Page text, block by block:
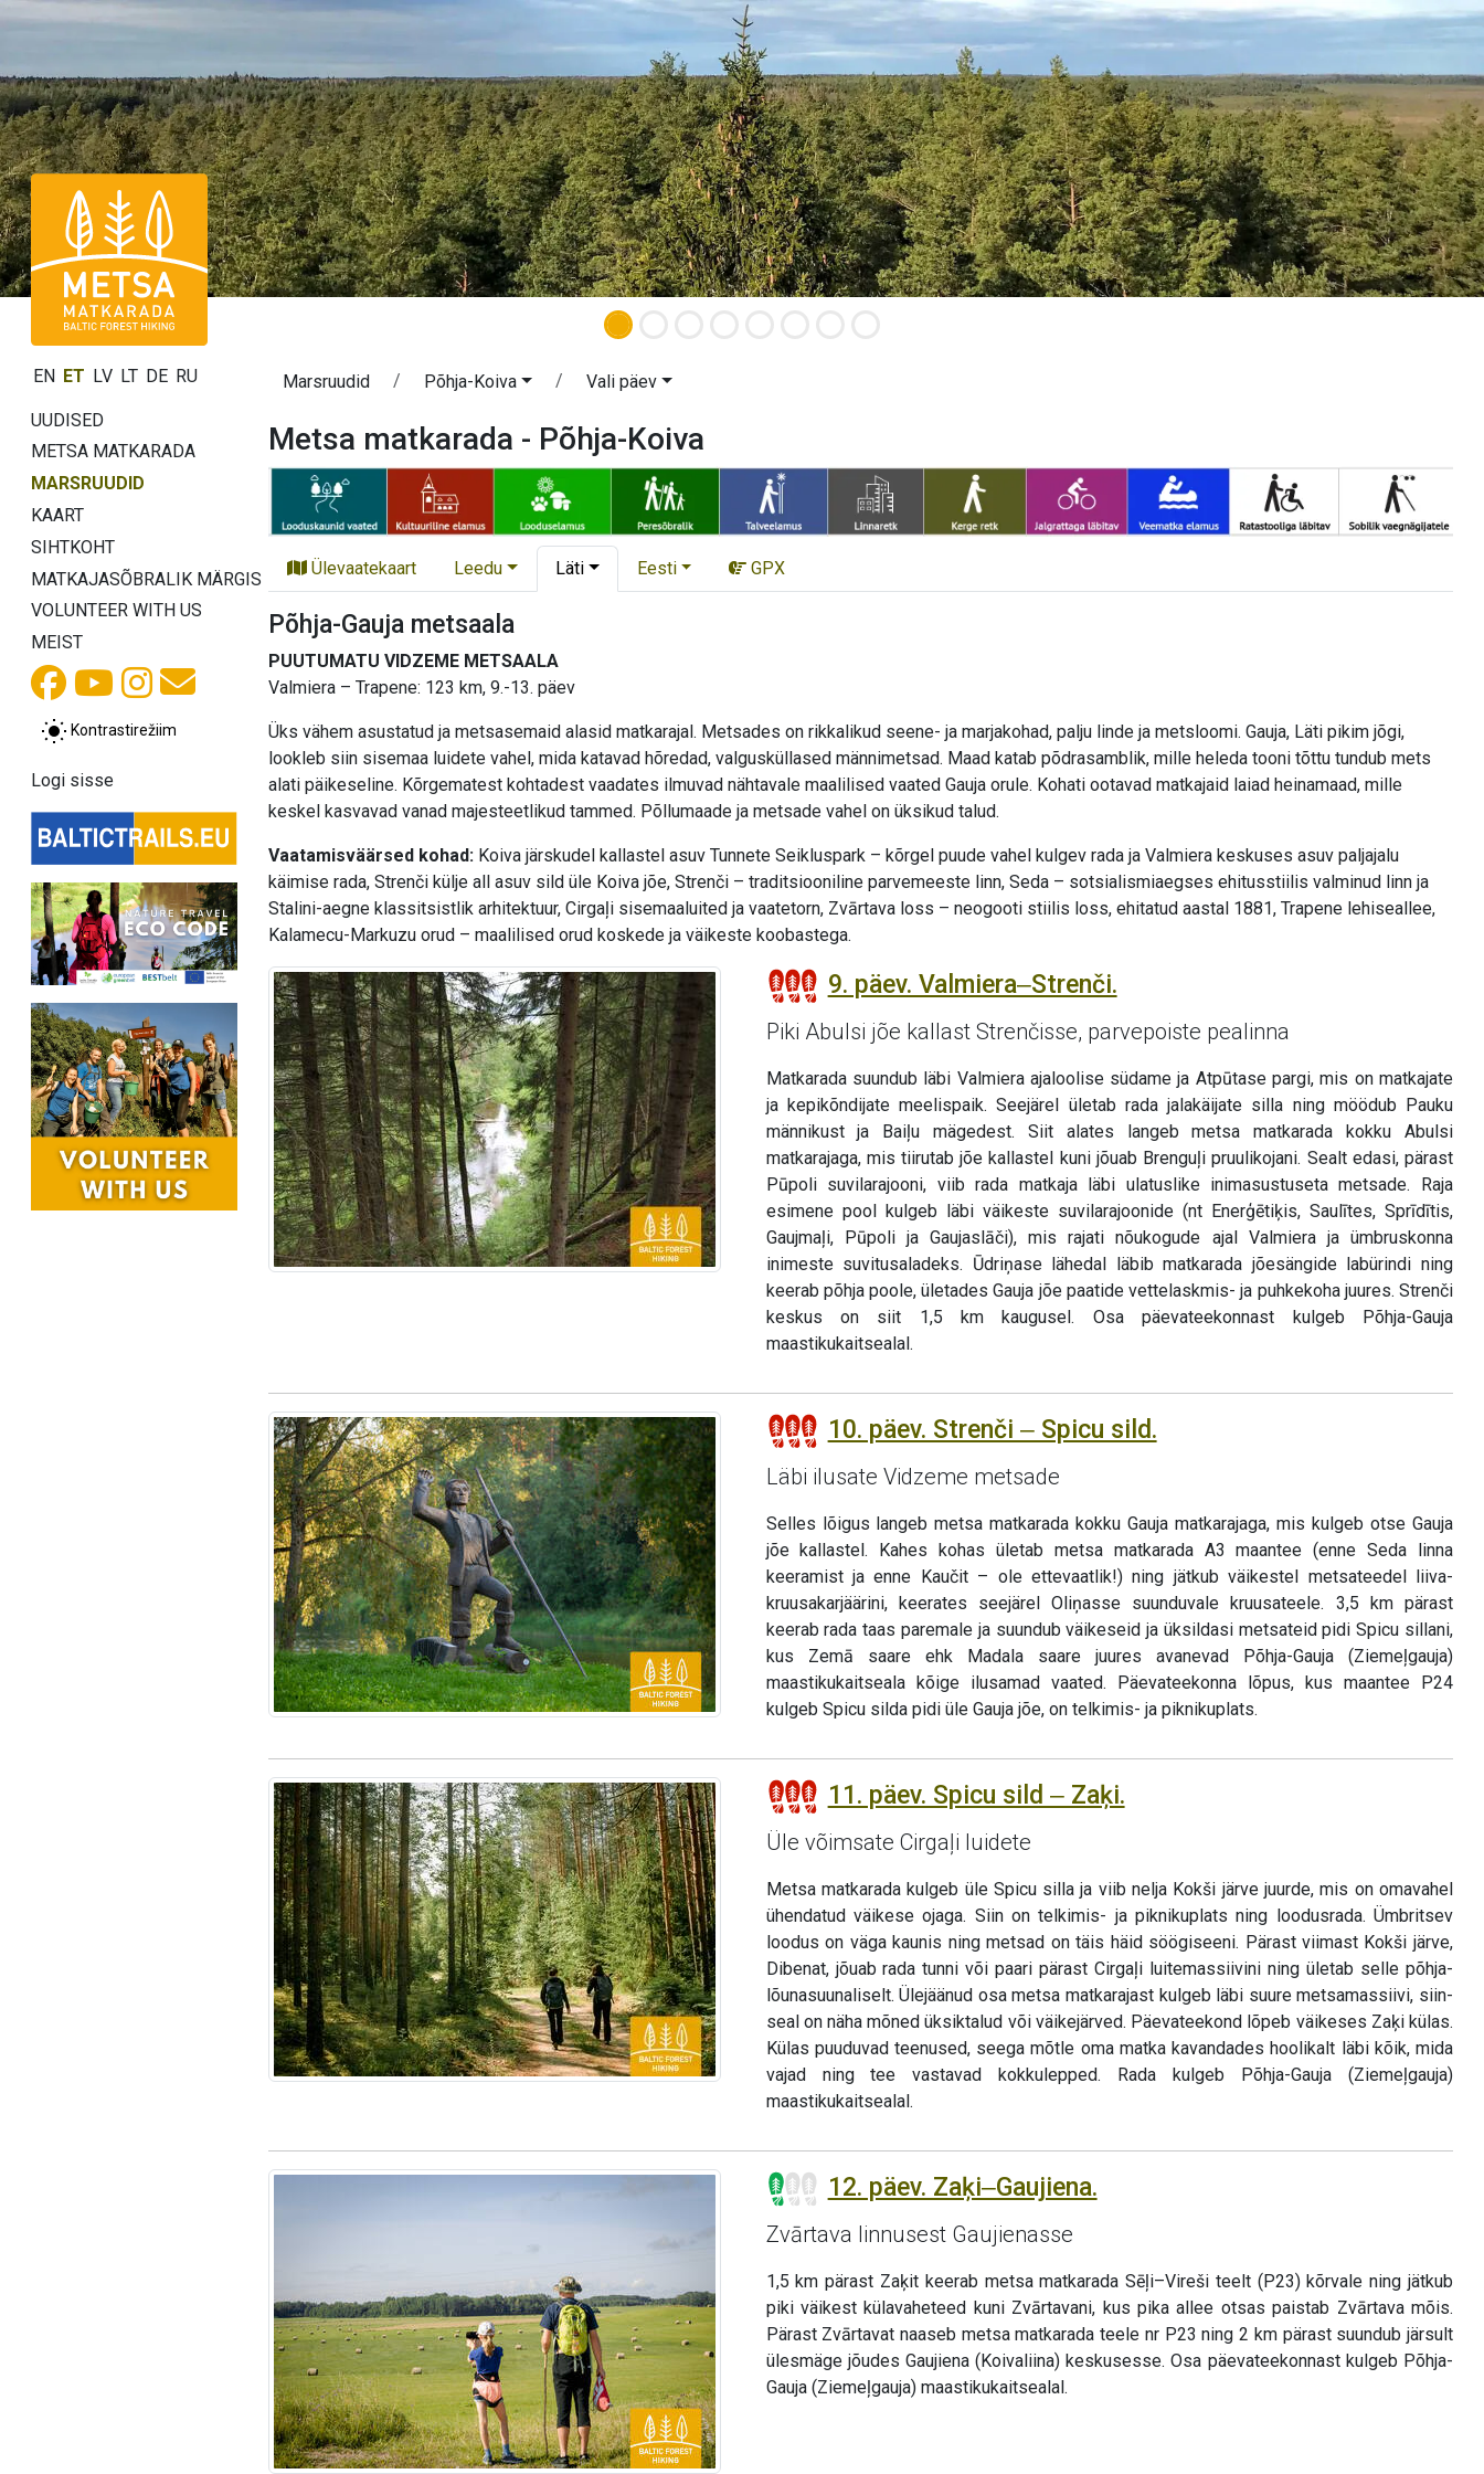
EN ET LV LT DE RU
UUDISED
METSA MATKARADA
MARSRUUDID
KAART
SIHTKOHT
MATKAJASÕBRALIK MÄRGIS
VOLUNTEER WITH US
MEIST
Kontrastirežiim
Logi sisse
Marsruudid Põhja-Koiva Vali päev
Metsa matkarada - Põhja-Koiva
Ülevaatekaart Leedu Läti Eesti GPX
Põhja-Gauja metsaala
PUUTUMATU VIDZEME METSAALA
Valmiera – Trapene: 123 km, 9.-13. päev
Üks vähem asustatud ja metsasemaid alasid matkarajal. Metsades on rikkalikud seene- ja marjakohad, palju linde ja metsloomi. Gauja, Läti pikim jõgi,
lookleb siin sisemaa luidete vahel, mida katavad hõredad, valgusküllased männimetsad. Maad katab põdrasamblik, mille heleda tooni tõttu tundub mets
alati päikeseline. Kõrgematest kohtadest vaadates ilmuvad nähtavale maalilised vaated Gauja orule. Kohati ootavad matkajaid laiad heinamaad, mille
keskel kasvavad vanad majesteetlikud tammed. Põllumaade ja metsade vahel on üksikud talud.
Vaatamisväärsed kohad: Koiva järskudel kallastel asuv Tunnete Seikluspark – kõrgel puude vahel kulgev rada ja Valmiera keskuses asuv paljajalu
käimise rada, Strenči külje all asuv sild üle Koiva jõe, Strenči – traditsiooniline parvemeeste linn, Seda – sotsialismiaegses ehitusstiilis valminud linn ja
Stalini-aegne klassitsistlik arhitektuur, Cirgaļi sisemaaluited ja vaatetorn, Zvārtava loss – neogooti stiilis loss, ehitatud aastal 1881, Trapene lehiseallee,
Kalamecu-Markuzu orud – maalilised orud koskede ja väikeste koobastega.
9. päev. Valmiera‒Strenči.
Piki Abulsi jõe kallast Strenčisse, parvepoiste pealinna
Matkarada suundub läbi Valmiera ajaloolise südame ja Atpūtase pargi, mis on matkajate
ja kepikõndijate meelispaik. Seejärel ületab rada jalakäijate silla ning möödub Pauku
männikust ja Baiļu mägedest. Siit alates langeb metsa matkarada kokku Abulsi
matkarajaga, mis tiirutab jõe kallastel kuni jõuab Brenguļi pruulikojani. Sealt edasi, pärast
Pūpoli suvilarajooni, viib rada matkaja läbi ulatuslike inimasustuseta metsade. Raja
esimene pool kulgeb läbi väikeste suvilarajoonide (nt Enerģētiķis, Saulītes, Sprīdītis,
Gaujmaļi, Pūpoli ja Gaujaslāči), mis rajati nõukogude ajal Valmiera ja ümbruskonna
inimeste suvitusaladeks. Ūdriņase lähedal läbib matkarada jõesängide labürindi ning
keerab põhja poole, ületades Gauja jõe paatide vettelaskmis- ja puhkekoha juures. Strenči
keskus on siit 1,5 km kaugusel. Osa päevateekonnast kulgeb Põhja-Gauja
maastikukaitsealal.
10. päev. Strenči ‒ Spicu sild.
Läbi ilusate Vidzeme metsade
Selles lõigus langeb metsa matkarada kokku Gauja matkarajaga, mis kulgeb otse Gauja
jõe kallastel. Kahes kohas ületab metsa matkarada A3 maantee (enne Seda linna
keeramist ja enne Kaučit – ole ettevaatlik!) ning jätkub väikestel metsateedel liiva-
kruusakarjäärini, keerates seejärel Oliņasse suunduvale kruusateele. 3,5 km pärast
keerab rada taas paremale ja suundub väikeseid ja üksildasi metsateid pidi Spicu sillani,
kus Zemā saare ehk Madala saare juures avanevad Põhja-Gauja (Ziemeļgauja)
maastikukaitseala kõige ilusamad vaated. Päevateekonna lõpus, kus maantee P24
kulgeb Spicu silda pidi üle Gauja jõe, on telkimis- ja piknikuplats.
11. päev. Spicu sild ‒ Zaķi.
Üle võimsate Cirgaļi luidete
Metsa matkarada kulgeb üle Spicu silla ja viib nelja Kokši järve juurde, mis on omavahel
ühendatud väikese ojaga. Siin on telkimis- ja piknikuplats ning loodusrada. Ümbritsev
loodus on väga kaunis ning metsad on täis häid söögiseeni. Pärast viimast Kokši järve,
Dibenat, jõuab rada tunni või paari pärast Cirgaļi luitemassiivini ning ületab selle põhja-
lõunasuunaliselt. Ülejäänud osa metsa matkarajast kulgeb läbi suure metsamassiivi, siin-
seal on näha mõned üksiktalud või väikejärved. Päevateekond lõpeb väikeses Zaķi külas.
Külas puuduvad teenused, seega mõtle oma matka kavandades hoolikalt läbi kõik, mida
vajad ning tee vastavad kokkulepped. Rada kulgeb Põhja-Gauja (Ziemeļgauja)
maastikukaitsealal.
12. päev. Zaķi‒Gaujiena.
Zvārtava linnusest Gaujienasse
1,5 km pärast Zaķit keerab metsa matkarada Sēļi–Vireši teelt (P23) kõrvale ning jätkub
piki väikest külavaheteed kuni Zvārtavani, kus pika allee otsas paistab Zvārtava mõis.
Pärast Zvārtavat naaseb metsa matkarada teele nr P23 ning 2 km pärast suundub järsult
ülesmäge jõudes Gaujiena (Koivaliina) keskusesse. Osa päevateekonnast kulgeb Põhja-
Gauja (Ziemeļgauja) maastikukaitsealal.